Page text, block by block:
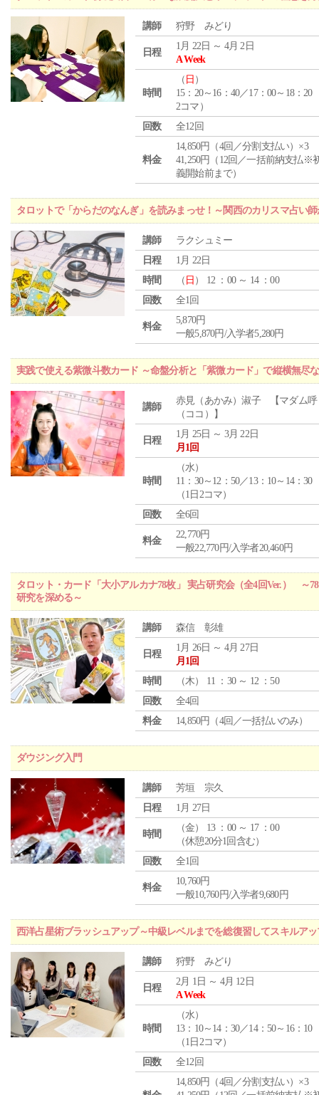
講師 狩野 みどり
日程
1月 22日 ～ 4月 2日
A Week
時間
（ 日 ）
15：20～16：40／17：00～18：20
2コマ）
回数
全12回
料金
14,850円（4回／分割支払い）×3
41,250円（12回／一括前納支払※
義開始前まで）
タロットで「からだのなんぎ」を読みまっせ！～関西のカリスマ占い
講師
ラクシュミー
日程
1月 22日
時間
（ 日 ） 12 ：00 ～ 14 ：00
回数
全1回
料金
5,870円
一般5,870円/入学者5,280円
実践で使える紫微斗数カード ～命盤分析と「紫微カード」で縦横無尽
講師
赤見（あかみ）淑子 【マダム呼
（ココ）】
日程
1月 25日 ～ 3月 22日
月1回
時間
（水）
11：30～12：50／13：10～14：30
（1日2コマ）
回数
全6回
料金
22,770円
一般22,770円/入学者20,460円
タロット・カード「大小アルカナ78枚」 実占研究会（全4回Ver.） ～
研究を深める～
講師 森信 彰雄
日程
1月 26日 ～ 4月 27日
月1回
時間
（木） 11 ：30 ～ 12 ：50
回数
全4回
料金
14,850円（4回／一括払いのみ）
ダウジング入門
講師
芳垣 宗久
日程
1月 27日
時間
（金） 13 ：00 ～ 17 ：00
（休憩20分1回含む）
回数
全1回
料金
10,760円
一般10,760円/入学者9,680円
西洋占星術ブラッシュアップ～中級レベルまでを総復習してスキルア
講師 狩野 みどり
日程
2月 1日 ～ 4月 12日
A Week
時間
（水）
13：10～14：30／14：50～16：10
（1日2コマ）
回数
全12回
14,850円（4回／分割支払い）×3